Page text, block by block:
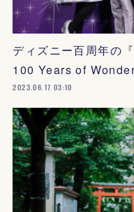
ディズニー百周年の
100 Years of
2023.06.17 03:10